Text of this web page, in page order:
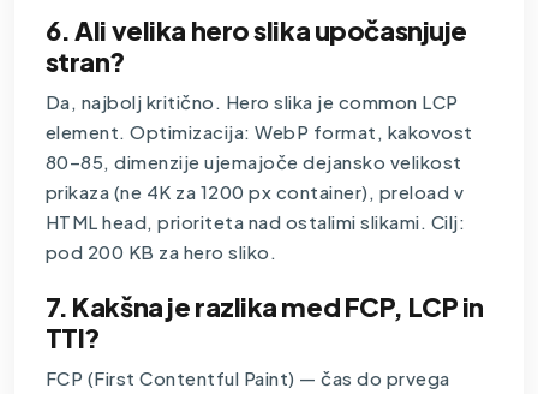
6. Ali velika hero slika upočasnjuje
stran?
Da, najbolj kritično. Hero slika je common LCP
element. Optimizacija: WebP format, kakovost
80–85, dimenzije ujemajoče dejansko velikost
prikaza (ne 4K za 1200 px container), preload v
HTML head, prioriteta nad ostalimi slikami. Cilj:
pod 200 KB za hero sliko.
7. Kakšna je razlika med FCP, LCP in
TTI?
FCP (First Contentful Paint) — čas do prvega